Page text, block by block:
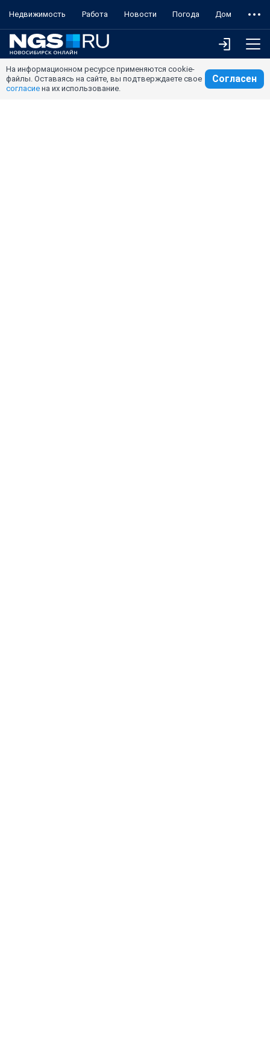
Недвижимость Работа Новости Погода Дом
На информационном ресурсе применяются cookie-
файлы. Оставаясь на сайте, вы подтверждаете свое
согласие на их использование.
Согласен